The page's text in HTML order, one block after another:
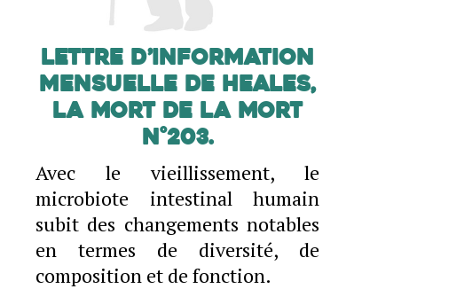
Lettre d’information
mensuelle de Heales,
La mort de la mort
N°203.
Avec le vieillissement, le
microbiote intestinal humain
subit des changements notables
en termes de diversité, de
composition et de fonction.